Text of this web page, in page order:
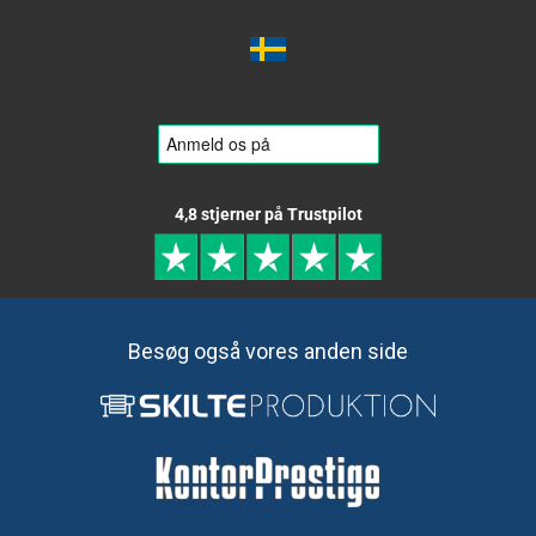
4,8 stjerner på Trustpilot
Besøg også vores anden side